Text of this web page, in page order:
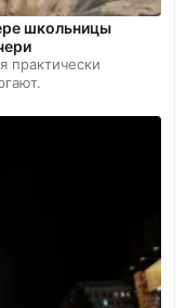
школьницы
практически